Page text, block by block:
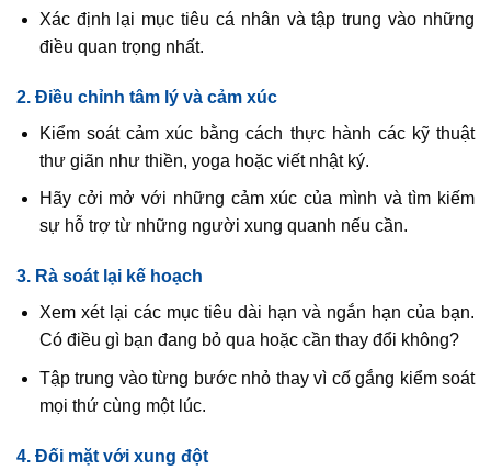
Xác định lại mục tiêu cá nhân và tập trung vào những
điều quan trọng nhất.
2. Điều chỉnh tâm lý và cảm xúc
Kiểm soát cảm xúc bằng cách thực hành các kỹ thuật
thư giãn như thiền, yoga hoặc viết nhật ký.
Hãy cởi mở với những cảm xúc của mình và tìm kiếm
sự hỗ trợ từ những người xung quanh nếu cần.
3. Rà soát lại kế hoạch
Xem xét lại các mục tiêu dài hạn và ngắn hạn của bạn.
Có điều gì bạn đang bỏ qua hoặc cần thay đổi không?
Tập trung vào từng bước nhỏ thay vì cố gắng kiểm soát
mọi thứ cùng một lúc.
4. Đối mặt với xung đột